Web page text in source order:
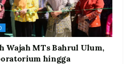
Wajah MTs Bahrul Ulum,
hingga